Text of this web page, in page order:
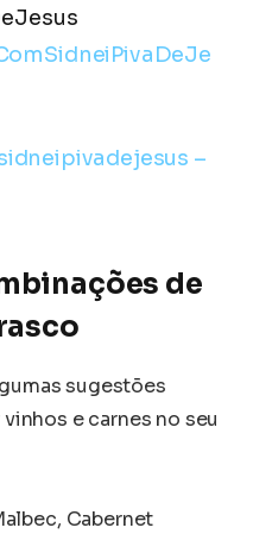
–
de
sugestões
e carnes no seu
Cabernet